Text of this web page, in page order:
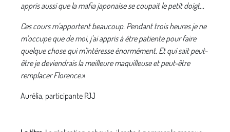
appris aussi que la mafia japonaise se coupait le petit doigt...
Ces cours m'apportent beaucoup. Pendant trois heures je ne
m'occupe que de moi, j'ai appris à être patiente pour faire
quelque chose qui m'intéresse énormément. Et qui sait peut-
être je deviendrais la meilleure maquilleuse et peut-être
remplacer Florence.»
Aurélia, participante PJJ